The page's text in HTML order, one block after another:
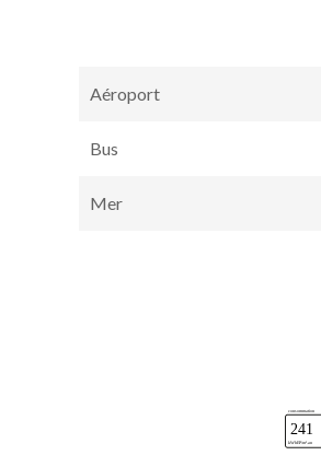
Aéroport
Bus
Mer